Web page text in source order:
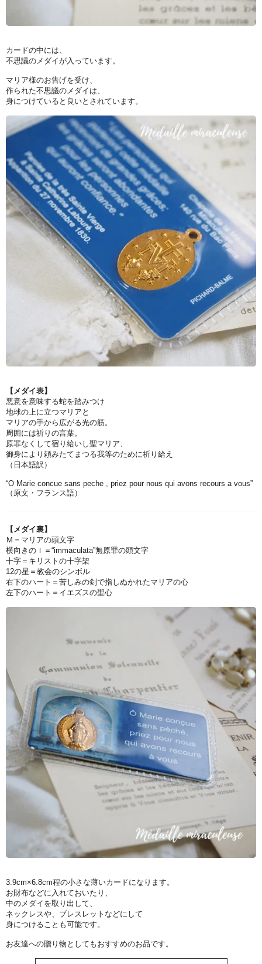
カードの中には、
不思議のメダイが入っています。
マリア様のお告げを受け、
作られた不思議のメダイは、
身につけていると良いとされています。
【メダイ表】
悪意を意味する蛇を踏みつけ
地球の上に立つマリアと
マリアの手から広がる光の筋。
周囲には祈りの言葉。
原罪なくして宿り給いし聖マリア、
御身により頼みたてまつる我等のために祈り給え
（日本語訳）
“O Marie concue sans peche , priez pour nous qui avons recours a vous”
（原文・フランス語）
【メダイ裏】
Ｍ＝マリアの頭文字
横向きのＩ＝“immaculata”無原罪の頭文字
十字＝キリストの十字架
12の星＝教会のシンボル
右下のハート＝苦しみの剣で指しぬかれたマリアの心
左下のハート＝イエズスの聖心
3.9cm×6.8cm程の小さな薄いカードになります。
お財布などに入れておいたり、
中のメダイを取り出して、
ネックレスや、ブレスレットなどにして
身につけることも可能です。
お友達への贈り物としてもおすすめのお品です。